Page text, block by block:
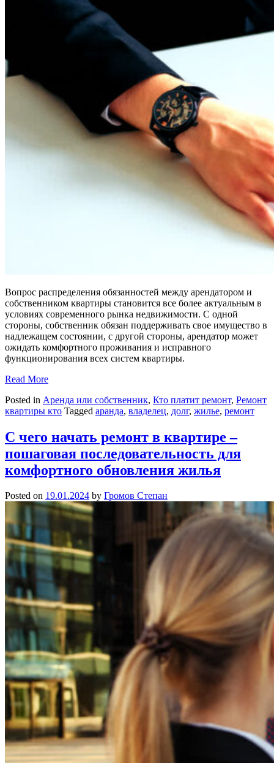
Вопрос распределения обязанностей между арендатором и
собственником квартиры становится все более актуальным в
условиях современного рынка недвижимости. С одной
стороны, собственник обязан поддерживать свое имущество в
надлежащем состоянии, с другой стороны, арендатор может
ожидать комфортного проживания и исправного
функционирования всех систем квартиры.
Read More
Posted in Аренда или собственник, Кто платит ремонт, Ремонт
квартиры кто Tagged аранда, владелец, долг, жилье, ремонт
С чего начать ремонт в квартире –
пошаговая последовательность для
комфортного обновления жилья
Posted on 19.01.2024 by Громов Степан